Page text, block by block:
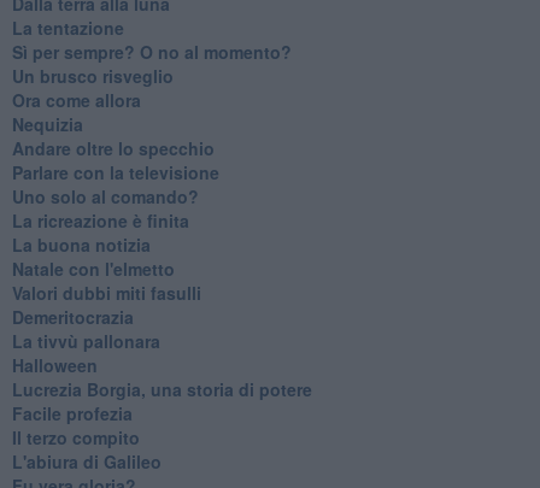
La tentazione
​Sì per sempre? O no al momento?
Un brusco risveglio
Ora come allora
Nequizia
Andare oltre lo specchio
Parlare con la televisione
Uno solo al comando?
La ricreazione è finita
La buona notizia
Natale con l'elmetto
Valori dubbi miti fasulli
Demeritocrazia
La tivvù pallonara
Halloween
​Lucrezia Borgia, una storia di potere
Facile profezia
Il terzo compito
L'abiura di Galileo